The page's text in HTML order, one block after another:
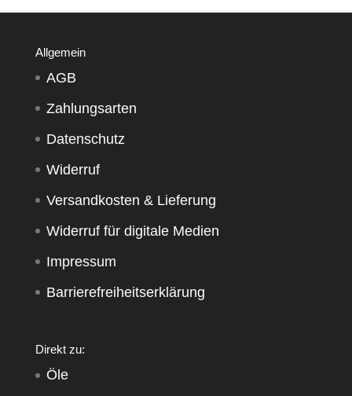
Allgemein
AGB
Zahlungsarten
Datenschutz
Widerruf
Versandkosten & Lieferung
Widerruf für digitale Medien
Impressum
Barrierefreiheitserklärung
Direkt zu:
Öle